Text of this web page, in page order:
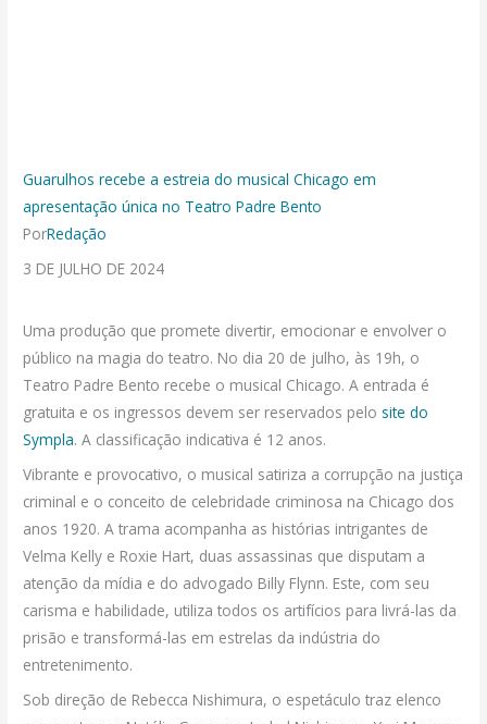
Guarulhos recebe a estreia do musical Chicago em
apresentação única no Teatro Padre Bento
PorRedação
3 DE JULHO DE 2024
Uma produção que promete divertir, emocionar e envolver o
público na magia do teatro. No dia 20 de julho, às 19h, o
Teatro Padre Bento recebe o musical Chicago. A entrada é
gratuita e os ingressos devem ser reservados pelo site do
Sympla. A classificação indicativa é 12 anos.
Vibrante e provocativo, o musical satiriza a corrupção na justiça
criminal e o conceito de celebridade criminosa na Chicago dos
anos 1920. A trama acompanha as histórias intrigantes de
Velma Kelly e Roxie Hart, duas assassinas que disputam a
atenção da mídia e do advogado Billy Flynn. Este, com seu
carisma e habilidade, utiliza todos os artifícios para livrá-las da
prisão e transformá-las em estrelas da indústria do
entretenimento.
Sob direção de Rebecca Nishimura, o espetáculo traz elenco